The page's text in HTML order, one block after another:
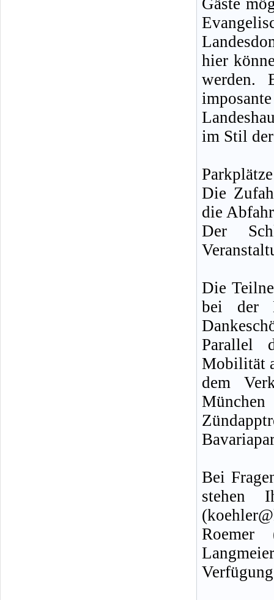
Gäste
hier
werden.
im Stil der
Die
die
Der
Die
bei der
Parallel
Mobilität
dem
Bei
stehen
Roemer